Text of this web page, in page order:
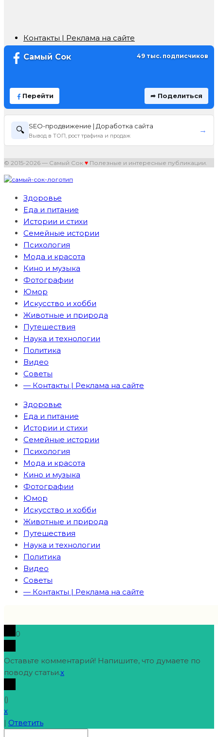
Контакты | Реклама на сайте
Самый Сок 49 тыс. подписчиков
Перейти ➦ Поделиться
🔍 SEO-продвижение | Доработка сайта
Вывод в ТОП, рост трафика и продаж
→
© 2015-2026 — Самый Сок ♥ Полезные и интересные публикации.
Здоровье
Еда и питание
Истории и стихи
Семейные истории
Психология
Мода и красота
Кино и музыка
Фотографии
Юмор
Искусство и хобби
Животные и природа
Путешествия
Наука и технологии
Политика
Видео
Советы
— Контакты | Реклама на сайте
Здоровье
Еда и питание
Истории и стихи
Семейные истории
Психология
Мода и красота
Кино и музыка
Фотографии
Юмор
Искусство и хобби
Животные и природа
Путешествия
Наука и технологии
Политика
Видео
Советы
— Контакты | Реклама на сайте
0
Оставьте комментарий! Напишите, что думаете по
поводу статьи.x
()
x
| Ответить